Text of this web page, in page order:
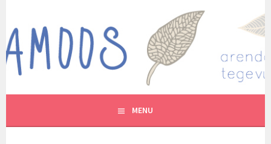
content
MUTUKAMOOS
ARENDAVAID TEGEVUSI LASTEGA
MENU